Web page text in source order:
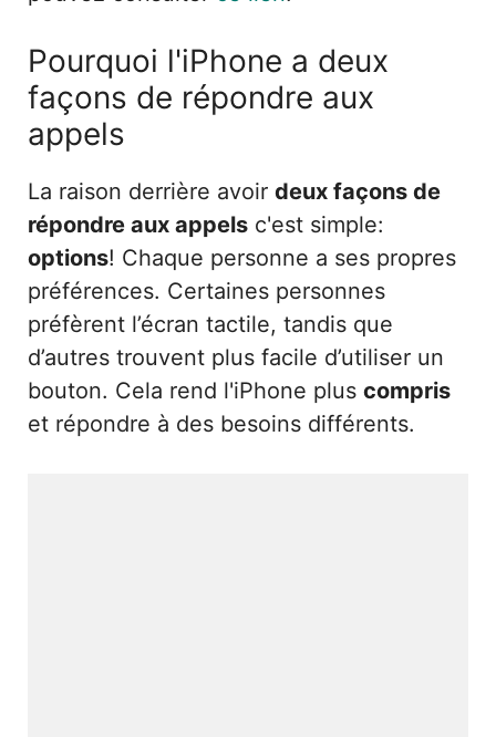
Pourquoi l'iPhone a deux
façons de répondre aux
appels
La raison derrière avoir deux façons de
répondre aux appels c'est simple:
options! Chaque personne a ses propres
préférences. Certaines personnes
préfèrent l’écran tactile, tandis que
d’autres trouvent plus facile d’utiliser un
bouton. Cela rend l'iPhone plus compris
et répondre à des besoins différents.